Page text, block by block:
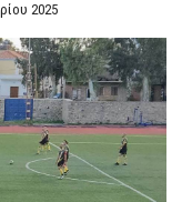
2025